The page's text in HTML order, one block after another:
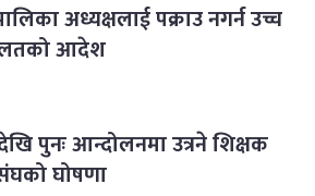
अध्यक्षलाई पक्राउ नगर्न उच्च
आदेश
पुनः आन्दोलनमा उत्रने शिक्षक
घोषणा